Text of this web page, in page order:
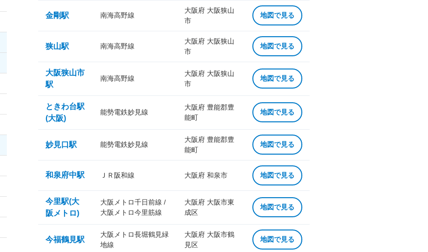
金剛駅 南海高野線
大阪府 大阪狭山
市
地図で見る
狭山駅 南海高野線
大阪府 大阪狭山
市
地図で見る
大阪狭山市
駅
南海高野線
大阪府 大阪狭山
市
地図で見る
ときわ台駅
(大阪)
能勢電鉄妙見線
大阪府 豊能郡豊
能町
地図で見る
妙見口駅 能勢電鉄妙見線
大阪府 豊能郡豊
能町
地図で見る
和泉府中駅 ＪＲ阪和線 大阪府 和泉市 地図で見る
今里駅(大
阪メトロ)
大阪メトロ千日前線 /
大阪メトロ今里筋線
大阪府 大阪市東
成区
地図で見る
今福鶴見駅
大阪メトロ長堀鶴見緑
地線
大阪府 大阪市鶴
見区
地図で見る